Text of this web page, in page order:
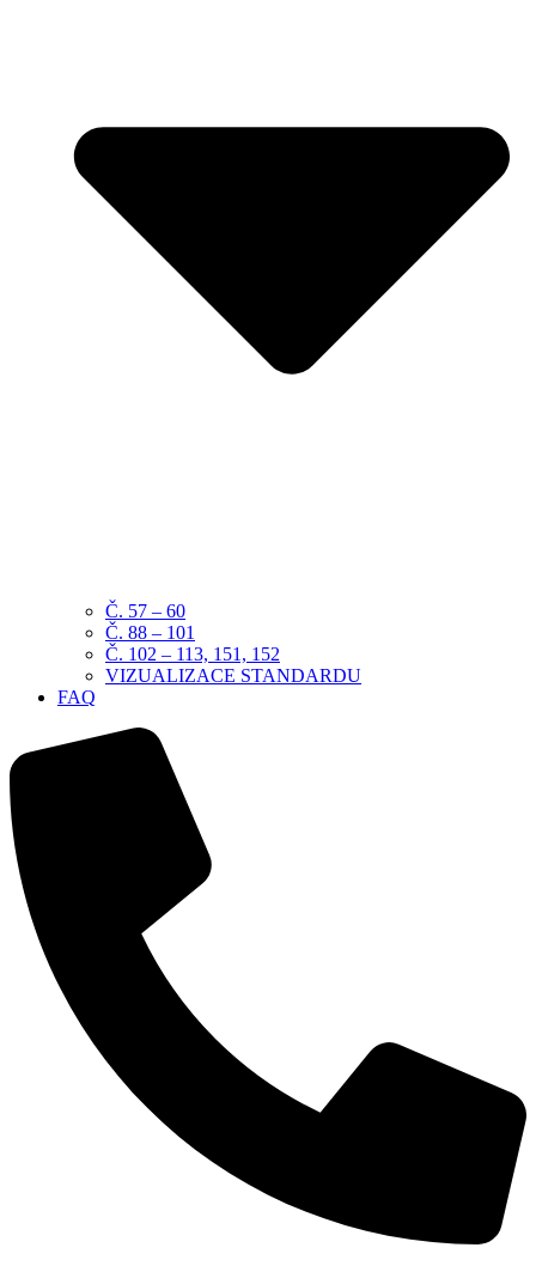
Č. 57 – 60
Č. 88 – 101
Č. 102 – 113, 151, 152
VIZUALIZACE STANDARDU
FAQ